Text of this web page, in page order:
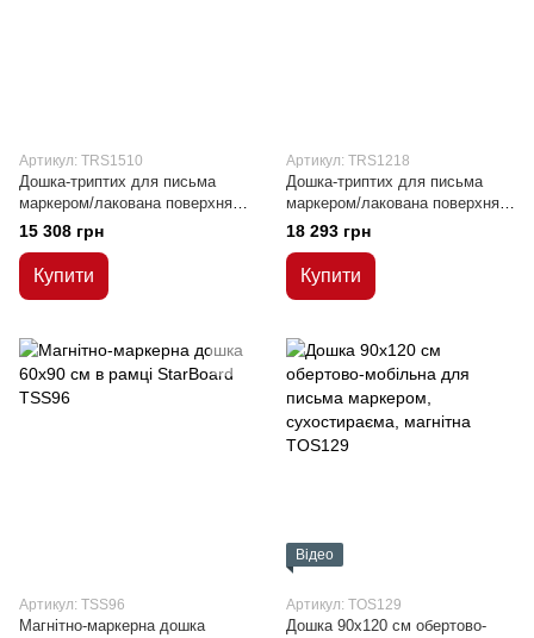
Артикул: TRS1510
Дошка-триптих для письма
маркером/лакована поверхня
100x150/300 см
15 308 грн
Купити
Артикул: TRS1218
Дошка-триптих для письма
маркером/лакована поверхня
120x180/360 см
18 293 грн
Купити
Артикул: TSS96
Магнітно-маркерна дошка
Відео
Артикул: TOS129
Дошка 90x120 см обертово-